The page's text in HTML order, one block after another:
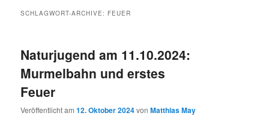
SCHLAGWORT-ARCHIVE: FEUER
Naturjugend am 11.10.2024:
Murmelbahn und erstes
Feuer
Veröffentlicht am12. Oktober 2024vonMatthias May